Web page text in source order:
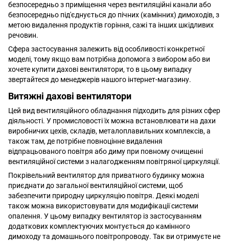
безпосередньо з приміщення через вентиляційні канали або
безпосередньо під'єднується до пічних (камінних) димоходів, з
метою видалення продуктів горіння, сажі та інших шкідливих
речовин.
Сфера застосування залежить від особливості конкретної
моделі, тому якщо вам потрібна допомога з вибором або ви
хочете купити дахові вентилятори, то в цьому випадку
звертайтеся до менеджерів нашого інтернет-магазину.
Витяжні дахові вентилятори
Цей вид вентиляційного обладнання підходить для різних сфер
діяльності. У промисловості їх можна встановлювати на дахи
виробничих цехів, складів, металоплавильних комплексів, а
також там, де потрібне повноцінне видалення
відпрацьованого повітря або диму при повному очищенні
вентиляційної системи з налагодженням повітряної циркуляції.
Покрівельний вентилятор для приватного будинку можна
приєднати до загальної вентиляційної системи, щоб
забезпечити природну циркуляцію повітря. Деякі моделі
також можна використовувати для модифікації системи
опалення. У цьому випадку вентилятор із застосуванням
додаткових комплектуючих монтується до камінного
димоходу та домашнього повітропроводу. Так ви отримуєте не